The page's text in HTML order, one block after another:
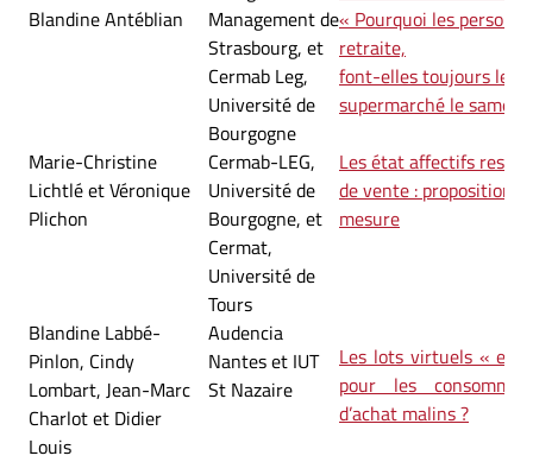
Blandine Antéblian
Management de
Strasbourg, et
Cermab Leg,
Université de
Bourgogne
« Pourquoi les
retraite,
font-elles toujours
supermarché le samedi
Marie-Christine
Lichtlé et Véronique
Plichon
Cermab-LEG,
Université de
Bourgogne, et
Cermat,
Université de
Tours
Les état affectifs
de vente : proposition
mesure
Blandine Labbé-
Pinlon, Cindy
Lombart, Jean-Marc
Charlot et Didier
Louis
Audencia
Nantes et IUT
St Nazaire
Les lots virtuels «
pour les
d’achat malins ?